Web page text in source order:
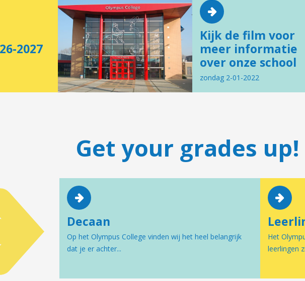
2027
Kijk de film voor
meer informatie
over onze school
zondag 2-01-2022
Get your grades up!
Decaan
Op het Olympus College vinden wij het heel belangrijk
dat je er achter...
Het
leerlingen